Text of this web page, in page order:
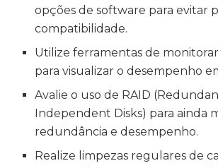
opções de software para evitar
compatibilidade.
Utilize ferramentas de
para visualizar o desempenho
Avalie o uso de RAID
Independent Disks) para ainda
redundância e desempenho.
Realize limpezas regulares de